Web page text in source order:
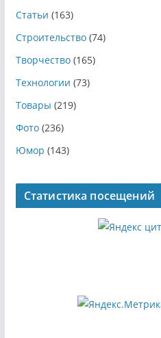
Статьи (163)
Строительство(74)
Творчество(165)
Технологии (73)
Товары (219)
Фото(236)
Юмор (143)
Статистика посещений